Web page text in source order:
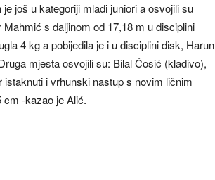
još u kategoriji mlađi juniori a osvojili su
s daljinom od 17,18 m u disciplini
4 kg a pobijedila je i u disciplini disk, Harun
mjesta osvojili su: Bilal Ćosić (kladivo),
i vrhunski nastup s novim ličnim
cm -kazao je Alić.